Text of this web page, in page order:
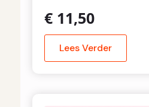
€ 11,50
Lees Verder